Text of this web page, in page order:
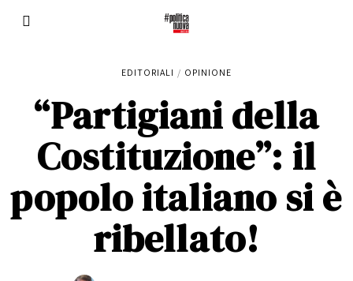
EDITORIALI / OPINIONE
“Partigiani della
Costituzione”: il
popolo italiano si è
ribellato!